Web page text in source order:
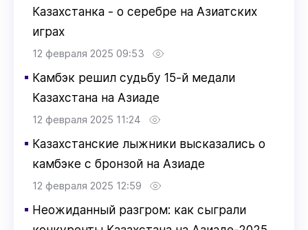
Казахстанка - о серебре на Азиатских
играх
12 февраля 2025 09:53
▪ Камбэк решил судьбу 15-й медали
Казахстана на Азиаде
12 февраля 2025 11:24
▪ Казахстанские лыжники высказались о
камбэке с бронзой на Азиаде
12 февраля 2025 12:59
▪ Неожиданный разгром: как сыграли